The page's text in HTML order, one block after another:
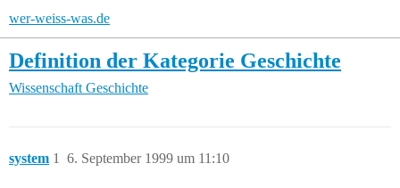
wer-weiss-was.de
Definition der Kategorie Geschichte
Wissenschaft Geschichte
system 6. September 1999 um 11:10
1